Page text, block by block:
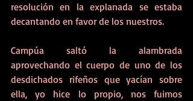
resolución en la explanada se estaba
decantando en favor de los nuestros.
Campúa saltó la alambrada
aprovechando el cuerpo de uno de los
desdichados rifeños que yacían sobre
ella, yo hice lo propio, nos fuimos